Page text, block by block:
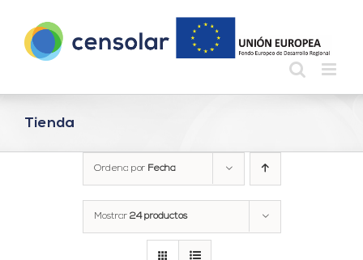
contenido
Tienda
Ordena por Fecha
Mostrar 24 productos